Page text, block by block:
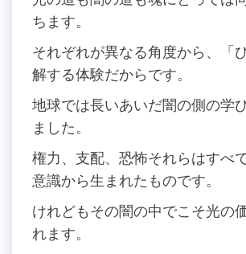
ちます。
それぞれが異なる角度から、「
解する体験だからです。
地球では長いあいだ闇の側の学
ました。
権力、支配、恐怖それらはすべ
意識から生まれたものです。
けれどもその闇の中でこそ光の
れます。